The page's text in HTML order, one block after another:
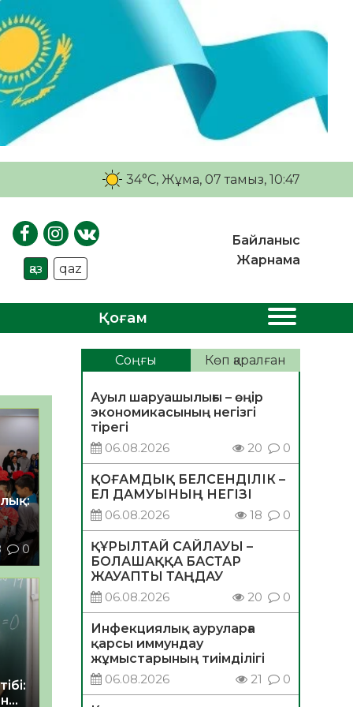
34°C, Жұма, 07 тамыз, 10:47
қаз qaz
Байланыс
Жарнама
Қоғам
0
Соңғы Көп қаралған
Ауыл шаруашылығы – өңір
экономикасының негізгі
тірегі
06.08.2026
20 0
ҚОҒАМДЫҚ БЕЛСЕНДІЛІК –
ЕЛ ДАМУЫНЫҢ НЕГІЗІ
06.08.2026
18 0
ҚҰРЫЛТАЙ САЙЛАУЫ –
БОЛАШАҚҚА БАСТАР
ЖАУАПТЫ ТАҢДАУ
06.08.2026
20 0
Инфекциялық ауруларға
қарсы иммундау
жұмыстарының тиімділігі
06.08.2026
21 0